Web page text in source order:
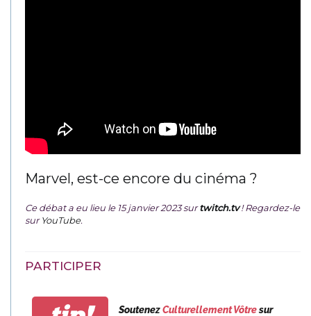
Marvel, est-ce encore du cinéma ?
Ce débat a eu lieu le 15 janvier 2023 surtwitch.tv ! Regardez-le
surYouTube.
PARTICIPER
SoutenezCulturellement Vôtresur